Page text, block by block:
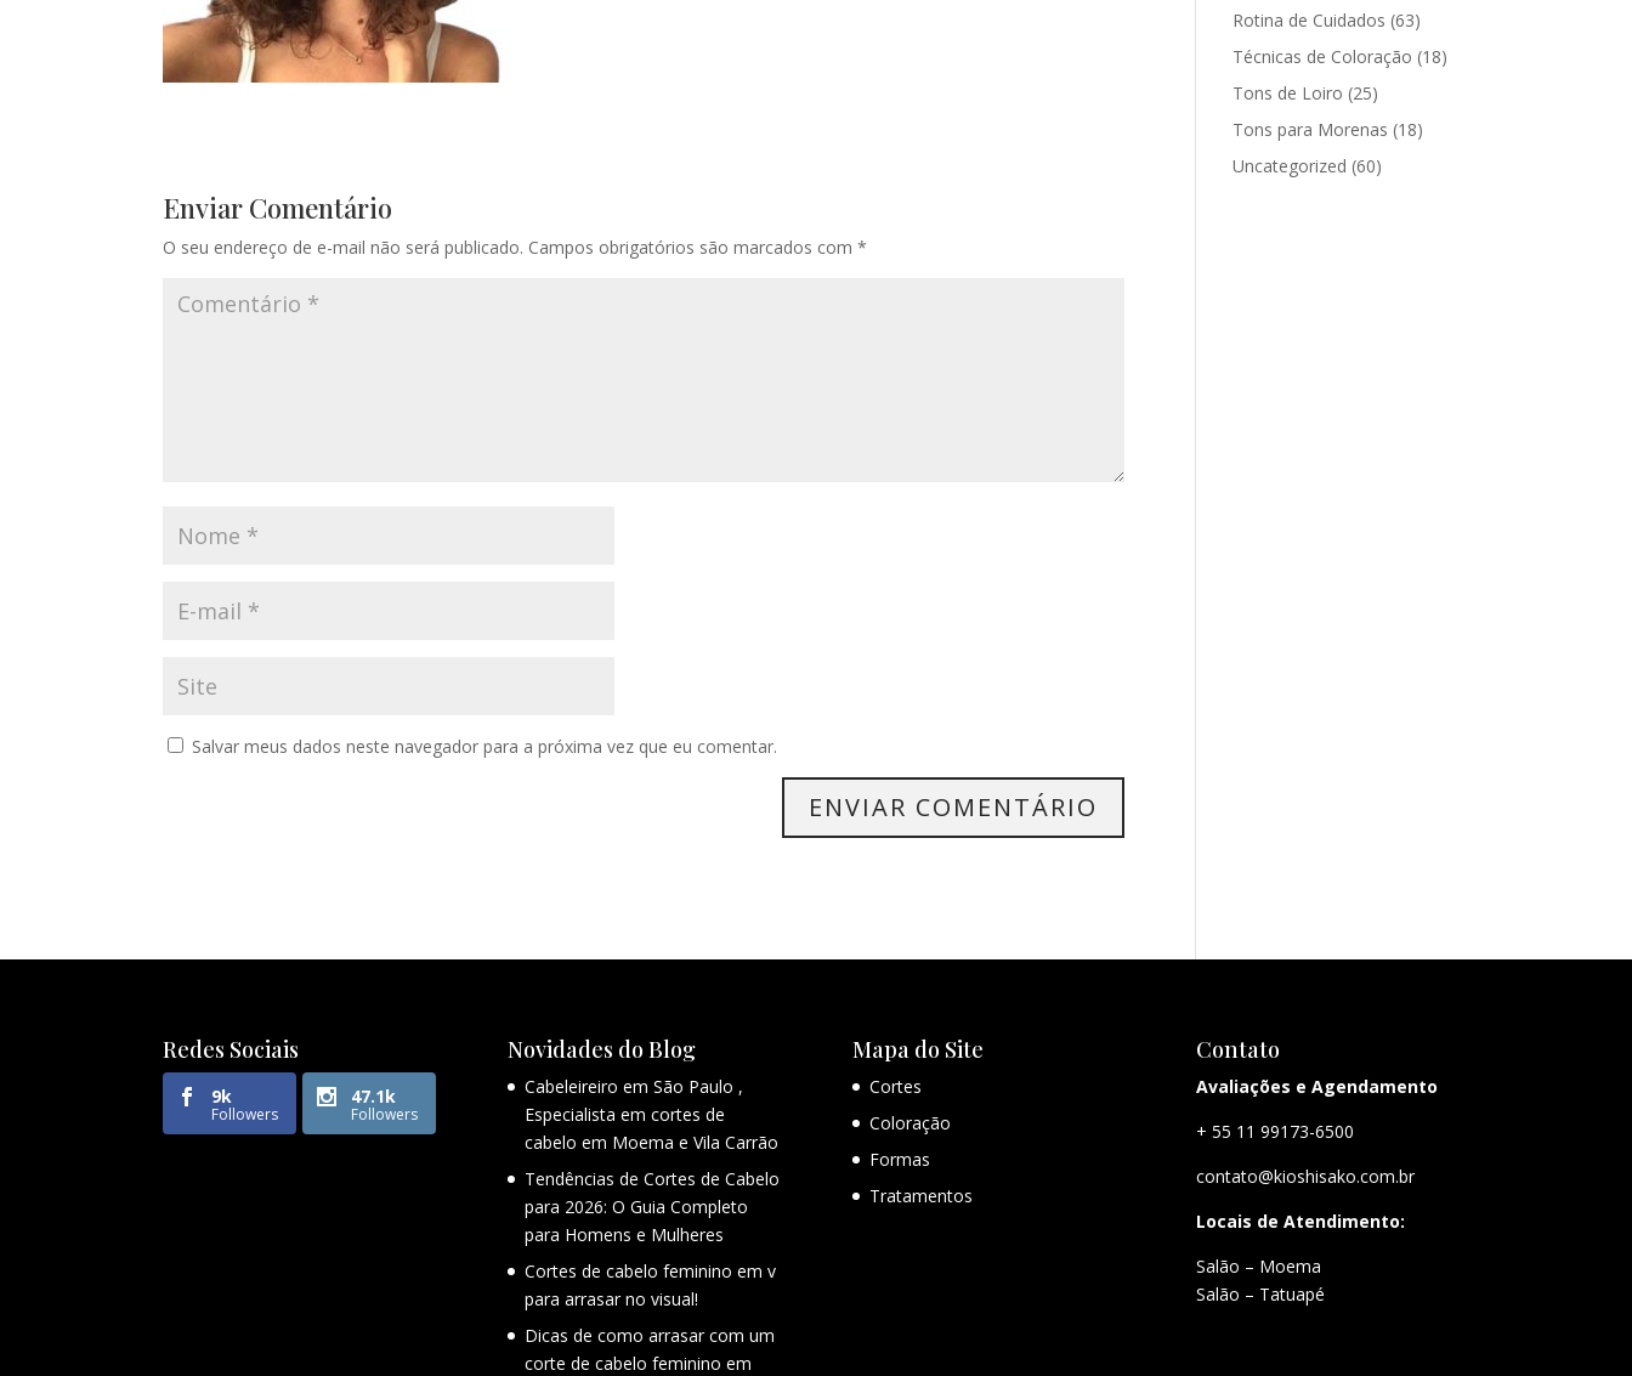
Enviar Comentário
O seu endereço de e-mail não será publicado. Campos obrigatórios são marcados com*
Salvar meus dados neste navegador para a próxima vez que eu comentar.
Rotina de Cuidados (63)
Técnicas de Coloração (18)
Tons de Loiro (25)
Tons para Morenas (18)
Uncategorized (60)
Redes Sociais
9k
Followers
47.1k
Followers
Novidades do Blog
Cabeleireiro em São Paulo ,
Especialista em cortes de
cabelo em Moema e Vila Carrão
Tendências de Cortes de Cabelo
para 2026: O Guia Completo
para Homens e Mulheres
Cortes de cabelo feminino em v
para arrasar no visual!
Dicas de como arrasar com um
corte de cabelo feminino em
Mapa do Site
Cortes
Coloração
Formas
Tratamentos
Contato
Avaliações e Agendamento
+ 55 11 99173-6500
contato@kioshisako.com.br
Locais de Atendimento:
Salão – Moema
Salão – Tatuapé